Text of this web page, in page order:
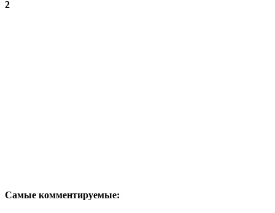
2
Самые комментируемые: